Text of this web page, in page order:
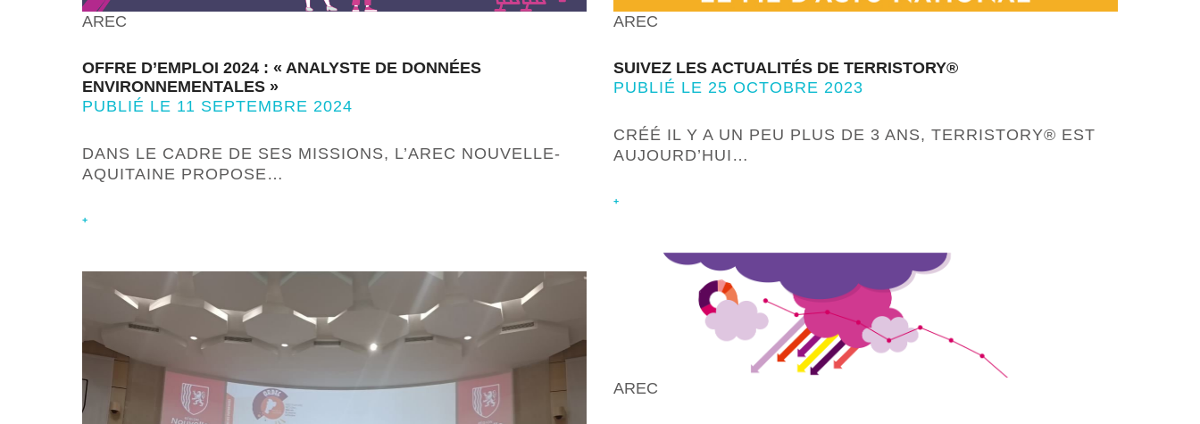
AREC
OFFRE D’EMPLOI 2024 : « ANALYSTE DE DONNÉES
ENVIRONNEMENTALES »
PUBLIÉ LE 11 SEPTEMBRE 2024
DANS LE CADRE DE SES MISSIONS, L’AREC NOUVELLE-
AQUITAINE PROPOSE…
+
AREC
SUIVEZ LES ACTUALITÉS DE TERRISTORY®
PUBLIÉ LE 25 OCTOBRE 2023
CRÉÉ IL Y A UN PEU PLUS DE 3 ANS, TERRISTORY® EST
AUJOURD’HUI…
+
AREC